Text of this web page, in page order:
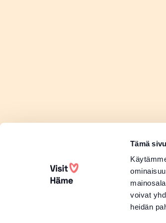
Tämä
voivat
heidän